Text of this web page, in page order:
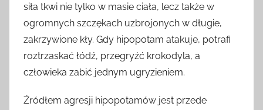
siła tkwi nie tylko w masie ciała, lecz także w
ogromnych szczękach uzbrojonych w długie,
zakrzywione kły. Gdy hipopotam atakuje, potrafi
roztrzaskać łódź, przegryźć krokodyla, a
człowieka zabić jednym ugryzieniem.
Źródłem agresji hipopotamów jest przede